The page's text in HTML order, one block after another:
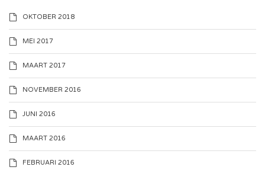
OKTOBER 2018
MEI 2017
MAART 2017
NOVEMBER 2016
JUNI 2016
MAART 2016
FEBRUARI 2016